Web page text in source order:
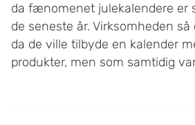
da fænomenet julekalendere er
de seneste år. Virksomheden
da de ville tilbyde en kalender
produkter, men som samtidig